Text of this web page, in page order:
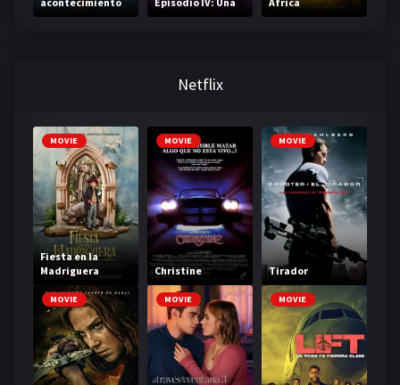
nueva esperanza
Netflix
MOVIE
Fiesta en la
Madriguera
MOVIE
Christine
MOVIE
Tirador
MOVIE MOVIE MOVIE